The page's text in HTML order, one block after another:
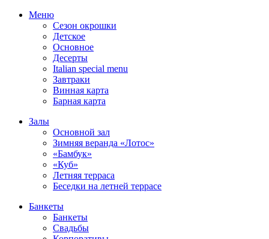
Меню
Сезон окрошки
Детское
Основное
Десерты
Italian special menu
Завтраки
Винная карта
Барная карта
Залы
Основной зал
Зимняя веранда «Лотос»
«Бамбук»
«Куб»
Летняя терраса
Беседки на летней террасе
Банкеты
Банкеты
Свадьбы